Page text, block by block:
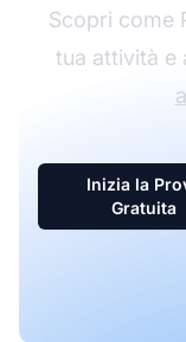
Scopri come
tua attività e
Inizia la
Gratuita